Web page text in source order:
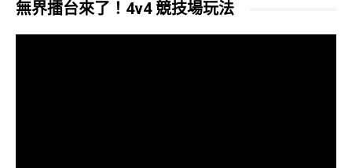
無界擂台來了！4v4 競技場玩法